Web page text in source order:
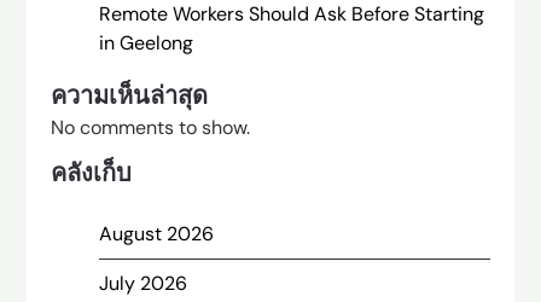
Remote Workers Should Ask Before Starting
in Geelong
ความเห็นล่าสุด
No comments to show.
คลังเก็บ
August 2026
July 2026